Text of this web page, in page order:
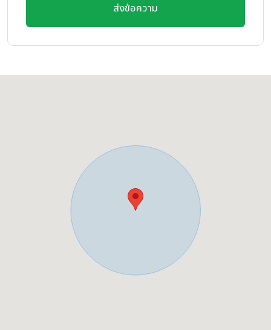
ส่งข้อความ